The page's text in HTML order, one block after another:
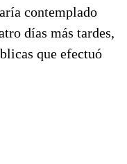
contemplado
días más tardes,
que efectuó